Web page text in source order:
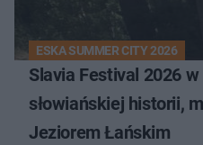
ESKA SUMMER CITY 2026
Slavia Festival 2026
słowiańskiej historii,
Jeziorem Łańskim